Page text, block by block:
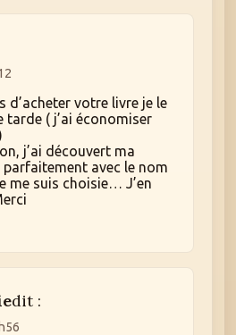
d’acheter votre livre je le
tarde ( j’ai économiser
j’ai découvert ma
avec le nom
me suis choisie… J’en
dit :